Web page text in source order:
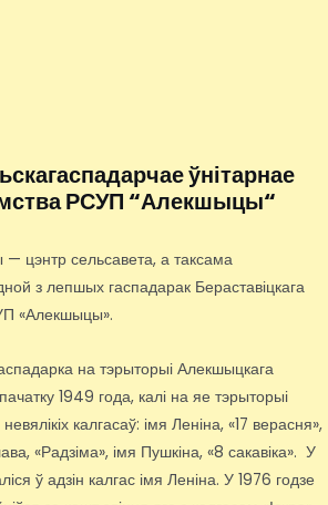
ўнітарнае
РСУП “Алекшыцы“
цэнтр сельсавета, а таксама
з лепшых гаспадарак Бераставіцкага
«Алекшыцы».
на тэрыторыі Алекшыцкага
1949 года, калі на яе тэрыторыі
калгасаў: імя Леніна, «17 верасня»,
«Радзіма», імя Пушкіна, «8 сакавіка». У
ў адзін калгас імя Леніна. У 1976 годзе